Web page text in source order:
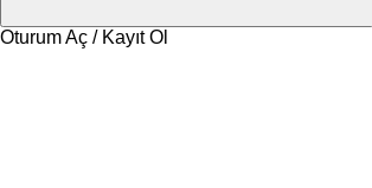
Oturum Aç / Kayıt Ol